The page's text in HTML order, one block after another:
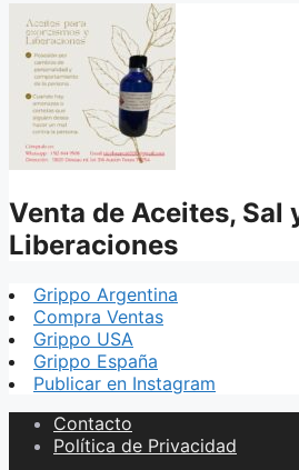
Venta de Aceites, Sal
Liberaciones
Grippo Argentina
Compra Ventas
Grippo USA
Grippo España
Publicar en Instagram
Contacto
Política de Privacidad